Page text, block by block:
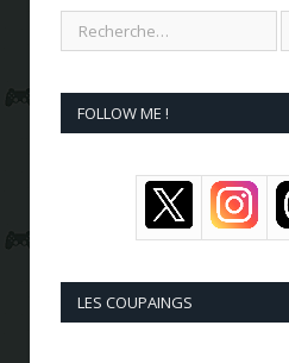
FOLLOW ME !
LES COUPAINGS